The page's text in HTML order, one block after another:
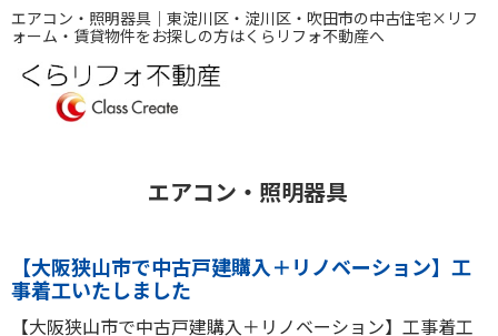
エアコン・照明器具｜東淀川区・淀川区・吹田市の中古住宅×リフ
ォーム・賃貸物件をお探しの方はくらリフォ不動産へ
エアコン・照明器具
【大阪狭山市で中古戸建購入＋リノベーション】工
事着工いたしました
【大阪狭山市で中古戸建購入＋リノベーション】工事着工